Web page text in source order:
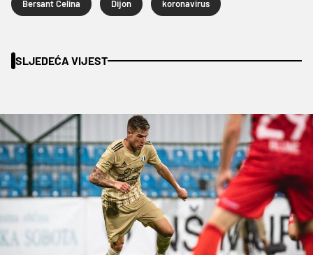
Bersant Celina Dijon koronavirus
SLJEDEĆA VIJEST